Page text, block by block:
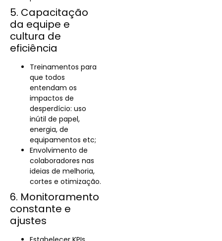
5. Capacitação
da equipe e
cultura de
eficiência
Treinamentos para
que todos
entendam os
impactos de
desperdício: uso
inútil de papel,
energia, de
equipamentos etc;
Envolvimento de
colaboradores nas
ideias de melhoria,
cortes e otimização.
6. Monitoramento
constante e
ajustes